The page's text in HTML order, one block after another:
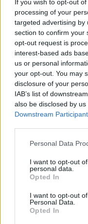
If you wish to opt-out
processing of your
targeted advertising by
section to confirm your
opt-out request is
interest-based ads
us or personal
your opt-out. You may
disclosure of your
IAB’s list of
also be disclosed by
Downstream
Personal Data
I want to opt-out
personal data.
Opted In
I want to opt-out
Personal Data.
Opted In
Kikiáltási ár: 26 000
Aukció:
29. aukció / műtárgy
Aukció időpontja: 2015-
18:00
MEGTEKINTEM
FÉMTÁRGYAK
702. tétel:
702. tétel,